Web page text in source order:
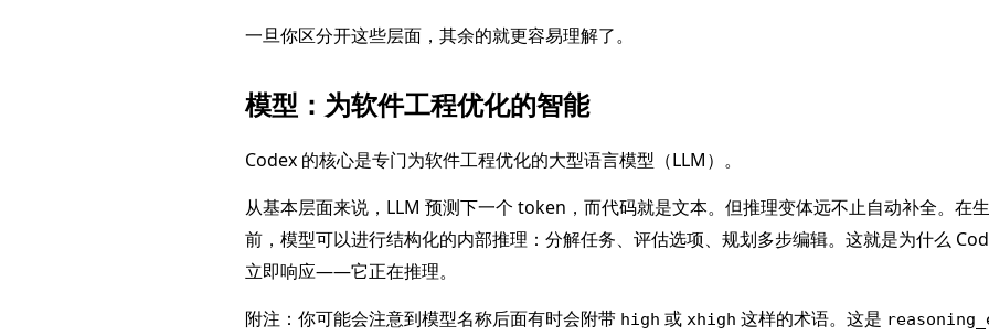
一旦你区分开这些层面，其余的就更容易理解了。
模型：为软件工程优化的智能
Codex 的核心是专门为软件工程优化的大型语言模型（LLM）。
从基本层面来说，LLM 预测下一个 token，而代码就是文本。但推理变体远不止自动补全。在
前，模型可以进行结构化的内部推理：分解任务、评估选项、规划多步编辑。这就是为什么
立即响应——它正在推理。
附注：你可能会注意到模型名称后面有时会附带 high 或 xhigh 这样的术语。这是